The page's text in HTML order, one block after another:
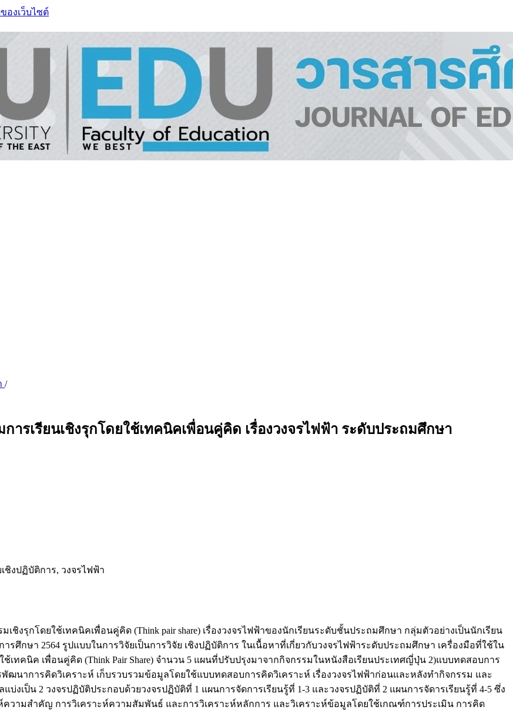
องเว็บไซต์
/
รเรียนเชิงรุกโดยใช้เทคนิคเพื่อนคู่คิด เรื่องวงจรไฟฟ้า ระดับประถมศึกษา
ชิงปฏิบัติการ, วงจรไฟฟ้า
งรุกโดยใช้เทคนิคเพื่อนคู่คิด (Think pair share) เรื่องวงจรไฟฟ้าของนักเรียนระดับชั้นประถมศึกษา กลุ่มตัวอย่างเป็นนักเรียน
ศึกษา 2564 รูปแบบในการวิจัยเป็นการวิจัย เชิงปฏิบัติการ ในเนื้อหาที่เกี่ยวกับวงจรไฟฟ้าระดับประถมศึกษา เครื่องมือที่ใช้ใน
เทคนิค เพื่อนคู่คิด (Think Pair Share) จำนวน 5 แผนที่ปรับปรุงมาจากกิจกรรมในหนังสือเรียนประเทศญี่ปุ่น 2)แบบทดสอบการ
นาการคิดวิเคราะห์ เก็บรวบรวมข้อมูลโดยใช้แบบทดสอบการคิดวิเคราะห์ เรื่องวงจรไฟฟ้าก่อนและหลังทำกิจกรรม และ
เป็น 2 วงจรปฏิบัติประกอบด้วยวงจรปฏิบัติที่ 1 แผนการจัดการเรียนรู้ที่ 1-3 และวงจรปฏิบัติที่ 2 แผนการจัดารเรียนรู้ที่ 4-5 ซึ่ง
ความสำคัญ การวิเคราะห์ความสัมพันธ์ และการวิเคราะห์หลักการ และวิเคราะห์ข้อมูลโดยใช้เกณฑ์การประเมิน การคิด